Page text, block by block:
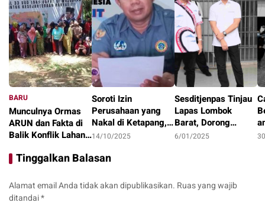
BARU
Munculnya Ormas
ARUN dan Fakta di
Balik Konflik Lahan
Soroti Izin
Perusahaan yang
Nakal di Ketapang,
LAKI : Lahan Jadi
Tanggung Jawab?
14/10/2025
Sesditjenpas Tinjau
Lapas Lombok
Barat, Dorong
Optimalisasi
6/01/2025
Tinggalkan Balasan
Alamat email Anda tidak akan dipublikasikan. Ruas yang wajib
ditandai*